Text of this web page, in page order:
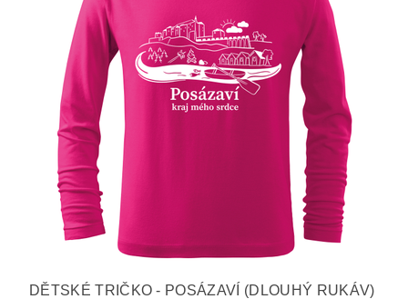
DĚTSKÉ TRIČKO - POSÁZAVÍ (DLOUHÝ RUKÁV)